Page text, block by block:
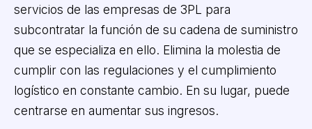
servicios de las empresas de 3PL para
subcontratar la función de su cadena de suministro
que se especializa en ello. Elimina la molestia de
cumplir con las regulaciones y el cumplimiento
logístico en constante cambio. En su lugar, puede
centrarse en aumentar sus ingresos.